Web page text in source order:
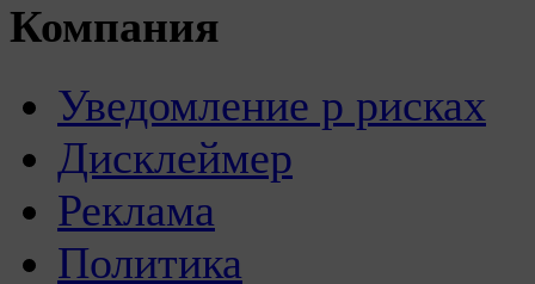
Компания
Уведомление р рисках
Дисклеймер
Реклама
Политика